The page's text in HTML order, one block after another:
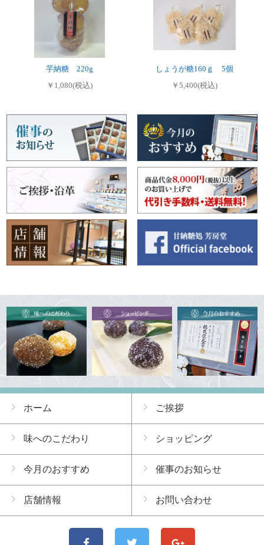
芋納糖 220g
￥1,080(税込)
しょうが糖160ｇ 5個
￥5,400(税込)
ホーム ご挨拶
味へのこだわり ショッピング
今月のおすすめ 催事のお知らせ
店舗情報 お問い合わせ